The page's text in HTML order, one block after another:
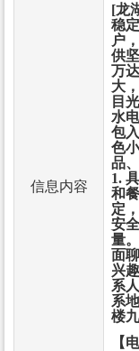
信息内容
[龙
稳
户
供
万
大
目
水
包
色
品
1.
和
定
安
量
面
兴
系
系
楼
【